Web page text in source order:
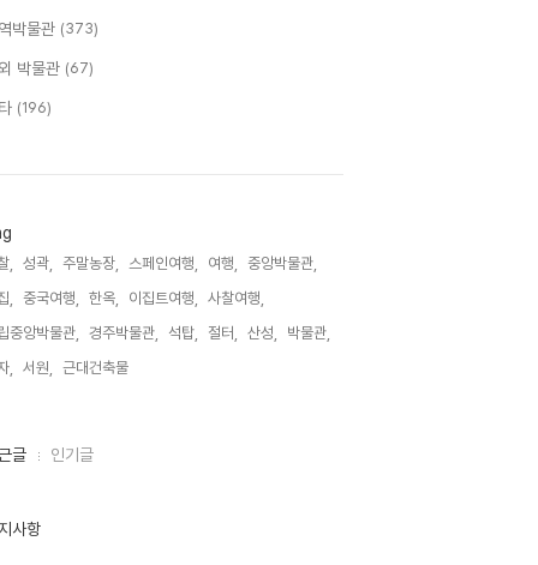
박물관 (373)
박물관 (67)
(196)
, 성곽, 주말농장, 스페인여행, 여행,
중앙박물관,
,
중국여행, 한옥, 이집트여행,
사찰여행,
중앙박물관,
경주박물관, 석탑, 절터, 산성,
박물관,
,
서원, 근대건축물,
글 인기글
사항